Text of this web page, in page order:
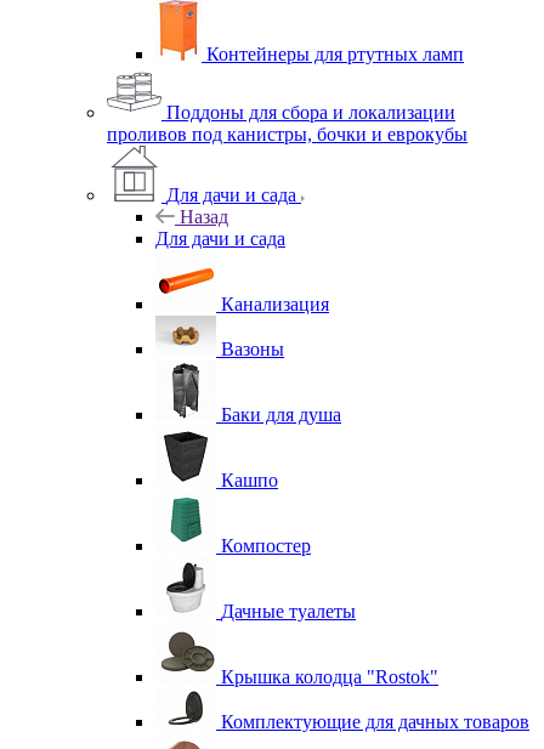
Контейнеры для ртутных ламп
Поддоны для сбора и локализации
проливов под канистры, бочки и еврокубы
Для дачи и сада
Назад
Для дачи и сада
Канализация
Вазоны
Баки для душа
Кашпо
Компостер
Дачные туалеты
Крышка колодца "Rostok"
Комплектующие для дачных товаров